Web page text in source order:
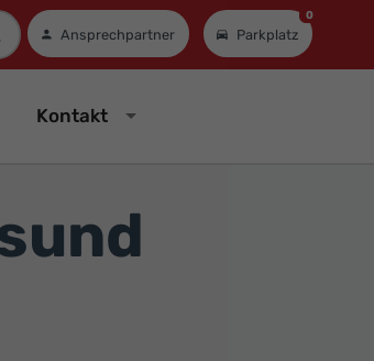
Ansprechpartner Parkplatz
0
Kontakt